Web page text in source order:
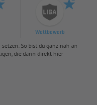
Wettbewerb
So bist du ganz nah an
die dann direkt hier